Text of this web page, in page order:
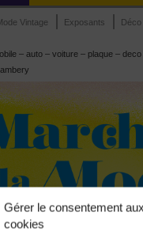
Gérer le consentement aux
cookies
Vintage Exposants
– auto – voiture – plaque –